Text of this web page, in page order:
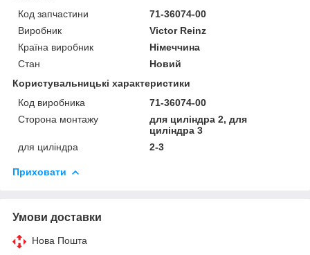
Код запчастини
71-36074-00
Виробник
Victor Reinz
Країна виробник
Німеччина
Стан
Новий
Користувальницькі характеристики
Код виробника
71-36074-00
Сторона монтажу
для циліндра 2, для
циліндра 3
для циліндра
2-3
Приховати
Умови доставки
Нова Пошта